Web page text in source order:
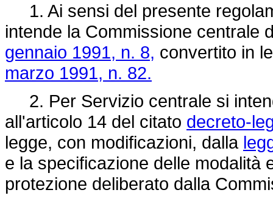
1. Ai sensi del presente
intende la Commissione centrale
gennaio 1991, n. 8, convertito in
marzo 1991, n. 82.
2. Per Servizio centrale si
all'articolo 14 del citato decreto-
legge, con modificazioni, dalla
e la specificazione delle modalità
protezione deliberato dalla